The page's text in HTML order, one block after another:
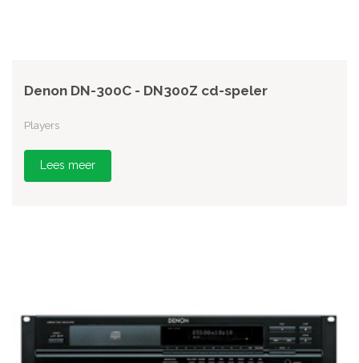
Denon DN-300C - DN300Z cd-speler
Players
Lees meer